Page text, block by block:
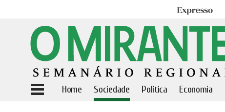
Expresso
Home Sociedade Política Economia